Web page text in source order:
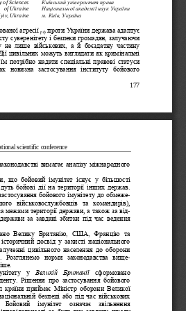
177
of Sciences
of Ukraine
Ukraine
Київський університет права
Національної академії наук України
м. Київ, Україна
агресії рф проти України держава адаптує
суверенітету і безпеки громадян, залучаючи
не  лише  військових,  а  й  боєздатну  частину
цивільних можуть виглядати як кримінальні
потрібно надати спеціальні правові статуси
новизна  застосування  інституту  бойового
scientific conference
вимагає аналізу міжнародного
що  бойовий  імунітет  існує  у  більшості
бойові  дії  на  території  інших  держав.
бойового імунітету до обмеже-
військовослужбовців та командирів),
межами території держави, а також за від-
держави за завдані збитки під час ведення
Велику  Британію,  США,  Францію  та
історичний  досвід  у  захисті  національного
цивільного  населення  до  оборони
Розглянемо  норми  законодавства  вище-
у
Великій  Британії сформовано
Рішення  про  застосування  бойового
країни  приймає  Міністр  оборони  Великої
безпеці або під час військових
імунітет   означає   звільнення